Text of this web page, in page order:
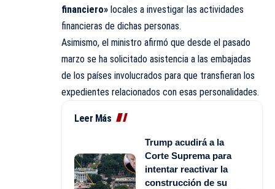
financiero» locales a investigar las actividades
financieras de dichas personas.
Asimismo, el ministro afirmó que desde el pasado
marzo se ha solicitado asistencia a las embajadas
de los países involucrados para que transfieran los
expedientes relacionados con esas personalidades.
Leer Más
Trump acudirá a la
Corte Suprema para
intentar reactivar la
construcción de su